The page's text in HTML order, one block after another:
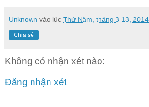
Unknown vào lúc Thứ Năm, tháng 3 13, 2014
Chia sẻ
Không có nhận xét nào:
Đăng nhận xét